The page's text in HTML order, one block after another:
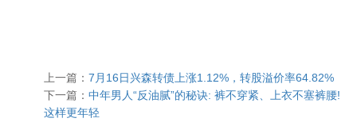
上一篇： 7月16日兴森转债上涨1.12%，转股溢价率64.82%
下一篇： 中年男人“反油腻”的秘诀: 裤不穿紧、上衣不塞裤腰!
这样更年轻